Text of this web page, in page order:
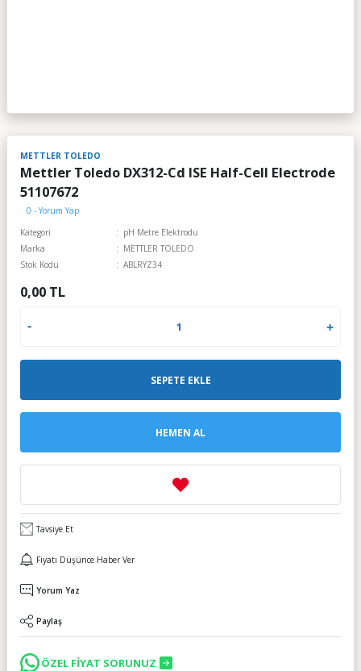
METTLER TOLEDO
Mettler Toledo DX312-Cd ISE Half-Cell Electrode
51107672
0 - Yorum Yap
Kategori
pH Metre Elektrodu
Marka
METTLER TOLEDO
Stok Kodu
ABLRYZ34
0,00 TL
SEPETE EKLE
HEMEN AL
Tavsiye Et
Fiyatı Düşünce Haber Ver
Yorum Yaz
Paylaş
ÖZEL FİYAT SORUNUZ